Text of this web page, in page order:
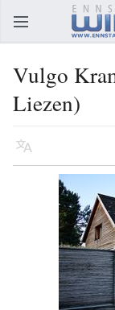
Hauptmenü öffnen
Vulgo
Liezen)
Sprache